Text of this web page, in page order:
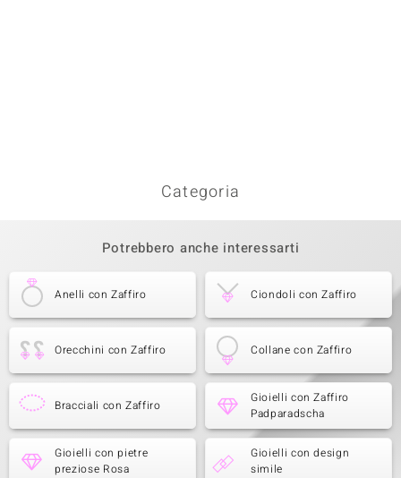
Categoria
Potrebbero anche interessarti
Anelli con Zaffiro Ciondoli con Zaffiro
Orecchini con Zaffiro Collane con Zaffiro
Bracciali con Zaffiro
Gioielli con Zaffiro
Padparadscha
Gioielli con pietre
preziose Rosa
Gioielli con design
simile